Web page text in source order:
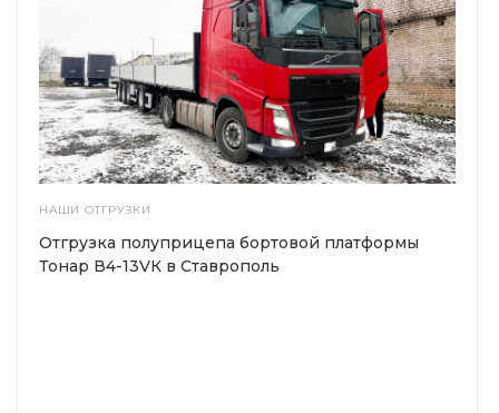
НАШИ ОТГРУЗКИ
Отгрузка полуприцепа бортовой платформы
Тонар В4-13VК в Ставрополь